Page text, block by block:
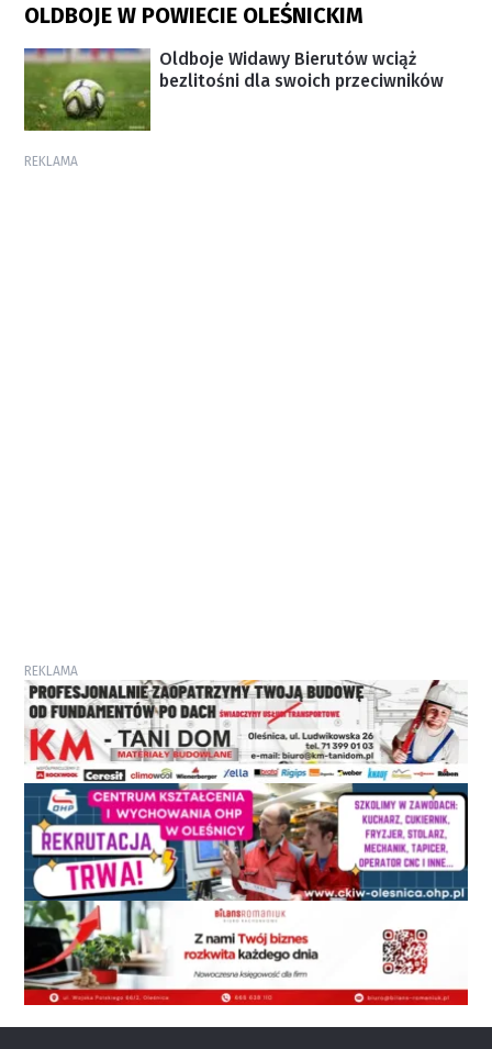
OLDBOJE W POWIECIE OLEŚNICKIM
Oldboje Widawy Bierutów wciąż
bezlitośni dla swoich przeciwników
REKLAMA
REKLAMA